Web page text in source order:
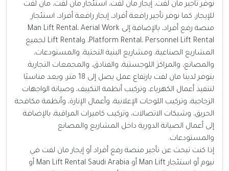
نوفر تأجير مان لفت، إيجار مان لفت، استئجار مان لفت، مان لفت
للإيجار، كما نوفر تأجير رافعة أفراد، إيجار رافعة أفراد، استئجار
منصة رفع أفراد، بالإضافة إلى Man Lift Rental، Aerial Work
Platform Rental، Personnel Lift Rental، وLift Rental لجميع
المشاريع الصناعية، ومشاريع البنية التحتية، والمستودعات،
والمصانع، والمراكز اللوجستية، والفنادق، والمجمعات التجارية.
يتوفر لدينا مان لفت بارتفاع عمل يصل إلى 18 متر، ويعد مناسبًا
لتنفيذ أعمال الكهرباء، وتركيب أنظمة التكييف، وصيانة الواجهات
الزجاجية، وتركيب اللوحات الإعلانية، وأعمال الإنارة، وأنظمة مكافحة
الحريق، وشبكات الاتصالات، وتركيب كاميرات المراقبة، بالإضافة
إلى أعمال الصيانة الدورية داخل المشاريع والمصانع
والمستودعات.
إذا كنت تبحث عن تأجير منصة رفع أفراد أو إيجار مان لفت في
نيوم أو استئجار Man Lift أو Man Lift Rental Saudi Arabia أو